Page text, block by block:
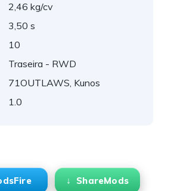
2,46 kg/cv
3,50 s
10
Traseira - RWD
71OUTLAWS, Kunos
1.0
ShareMods